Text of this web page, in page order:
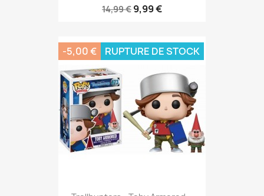
14,99 € 9,99 €
-5,00 € RUPTURE DE STOCK